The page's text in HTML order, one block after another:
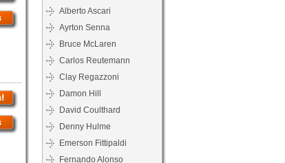
Alberto Ascari
Ayrton Senna
Bruce McLaren
Carlos Reutemann
Clay Regazzoni
Damon Hill
David Coulthard
Denny Hulme
Emerson Fittipaldi
Fernando Alonso